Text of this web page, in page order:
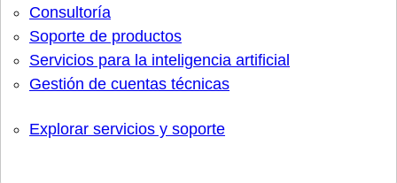
Consultoría
Soporte de productos
Servicios para la inteligencia artificial
Gestión de cuentas técnicas
Explorar servicios y soporte